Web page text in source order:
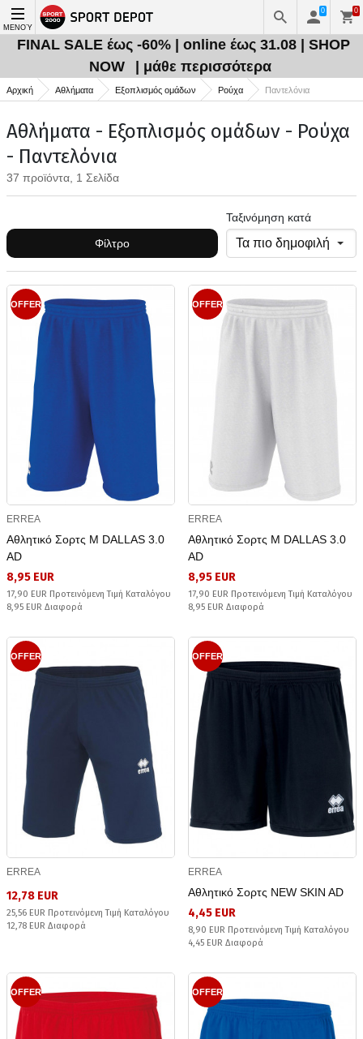
ΜΕΝΟΎ
0 0
FINAL SALE έως -60% | online έως 31.08 | SHOP
NOW
| μάθε περισσότερα
Αρχική Αθλήματα Εξοπλισμός ομάδων Ρούχα Παντελόνια
Αθλήματα - Εξοπλισμός ομάδων - Ρούχα
- Παντελόνια
37 προϊόντα, 1 Σελίδα
Φίλτρο
Ταξινόμηση κατά
OFFER
ERREA
Αθλητικό Σορτς Μ DALLAS 3.0
AD
8,95 EUR
17,90 EUR Προτεινόμενη Τιμή Καταλόγου
8,95 EUR Διαφορά
OFFER
ERREA
Αθλητικό Σορτς Μ DALLAS 3.0
AD
8,95 EUR
17,90 EUR Προτεινόμενη Τιμή Καταλόγου
8,95 EUR Διαφορά
OFFER
ERREA
12,78 EUR
25,56 EUR Προτεινόμενη Τιμή Καταλόγου
12,78 EUR Διαφορά
OFFER
ERREA
Αθλητικό Σορτς NEW SKIN AD
4,45 EUR
8,90 EUR Προτεινόμενη Τιμή Καταλόγου
4,45 EUR Διαφορά
OFFER OFFER